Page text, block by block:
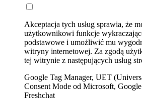
Akceptacja tych usług sprawia, że
użytkownikowi funkcje
podstawowe i umożliwić mu
witryny internetowej. Za zgodą
tej witrynie z następujących usług
Google Tag Manager, UET
Consent Mode od Microsoft,
Freshchat